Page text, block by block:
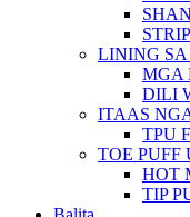
LINING SA
MGA
DILI
ITAAS
TPU
TOE PUFF
HOT
TIP